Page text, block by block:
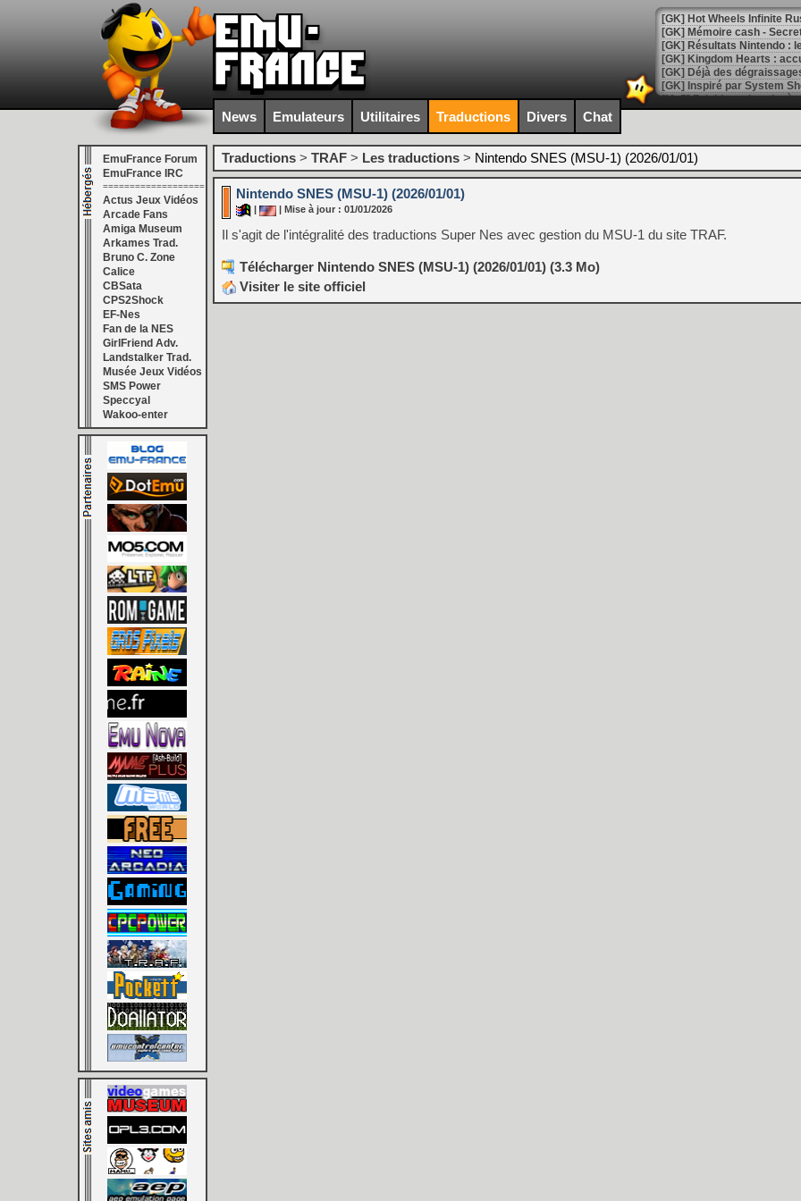
[GK] Hot Wheels Infinite
[GK] Mémoire cash -
[GK] Résultats Nintendo :
[GK] Déjà des
[Mo5] Brickboy cherche à
[GK] Minecraft et ses «
[GK] Beast of
[GK] Ubisoft : fin de partie
[GK] Mémoire cash -
[GK] Dan Houser (GTA)
[GK] Comment EA Sports
[GK] Crimson Moon : un
[GK] Isle of Reveries : le
[GK] Moonlighter 2 : The
[GK] Capcom relance
[Mo5] Deux inédits du
[GK] Le beat'em up The
[GK] Endless Legend 2 :
[LS] [PS5] Le WebKit
[GK] Oubliez Crazy Taxi,
[LS] [Switch] NSZ 5.0.0
[GK] No More Room in
[GK] Un chatbot Atelier
[GK] Mémoire cash -
[GK] Nvidia : le prix des
[GK] Suikoden Star Leap
[Mo5] La mini borne
[GK] Le studio de FIFA
[GK] La PlayStation 1 en
[GK] GTA 6 : Rockstar
News Emulateurs Utilitaires Traductions Divers Chat
EmuFrance Forum
EmuFrance IRC
===================
Actus Jeux Vidéos
Arcade Fans
Amiga Museum
Arkames Trad.
Bruno C. Zone
Calice
CBSata
CPS2Shock
EF-Nes
Fan de la NES
GirlFriend Adv.
Landstalker Trad.
Musée Jeux Vidéos
SMS Power
Speccyal
Wakoo-enter
Traductions > TRAF > Les traductions > Nintendo SNES (MSU-1) (2026/01/01)
Nintendo SNES (MSU-1) (2026/01/01)
| Mise à jour : 01/01/2026
Il s'agit de l'intégralité des traductions Super Nes avec gestion du MSU-1 du site TRAF.
Télécharger Nintendo SNES (MSU-1) (2026/01/01) (3.3 Mo)
Visiter le site officiel